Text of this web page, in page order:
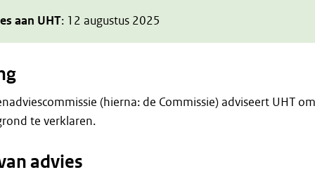
aan UHT: 12 augustus 2025
(hierna: de Commissie) adviseert UHT om
te verklaren.
advies